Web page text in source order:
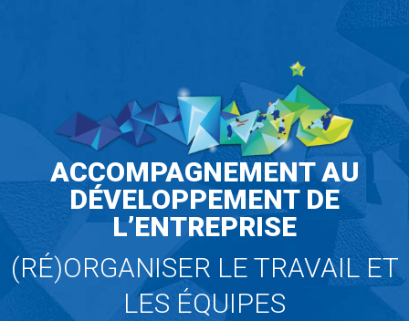
ACCOMPAGNEMENT AU
DÉVELOPPEMENT DE
L’ENTREPRISE
(RÉ)ORGANISER LE TRAVAIL ET
LES ÉQUIPES